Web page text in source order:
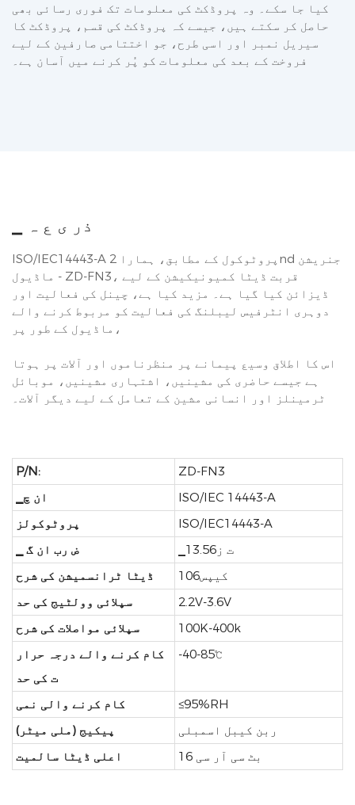
کیا جا سکے۔ وہ پروڈکٹ کی معلومات تک فوری رسائی بھی
حاصل کر سکتے ہیں، جیسے کہ پروڈکٹ کی قسم، پروڈکٹ کا
سیریل نمبر اور اسی طرح، جو اختتامی صارفین کے لیے
فروخت کے بعد کی معلومات کو پُر کرنے میں آسان ہے۔
▁ ذر ی ع ہ
ISO/IEC14443-A پروٹوکول کے مطابق، ہمارا 2nd جنریشن
ماڈیول - ZD-FN3، قربت ڈیٹا کمیونیکیشن کے لیے
ڈیزائن کیا گیا ہے۔ مزید کیا ہے، چینل کی فعالیت اور
دوہری انٹرفیس لیبلنگ کی فعالیت کو مربوط کرنے والے
ماڈیول کے طور پر،
اس کا اطلاق وسیع پیمانے پر منظرناموں اور آلات پر ہوتا
ہے جیسے حاضری کی مشینیں، اشتہاری مشینیں، موبائل
ٹرمینلز اور انسانی مشین کے تعامل کے لیے دیگر آلات۔
P/N:
ZD-FN3
ISO/IEC 14443-A
پروٹوکولز
ISO/IEC14443-A
▁ ض رب ان گ
▁ت ز13.56
ڈیٹا ٹرانسمیشن کی شرح
کیپس106
سپلائی وولٹیج کی حد
2.2V-3.6V
سپلائی مواصلات کی شرح
100K-400k
کام کرنے والے درجہ حرار
ت کی حد
-40-85℃
کام کرنے والی نمی
≤95%RH
پیکیج (ملی میٹر)
ربن کیبل اسمبلی
اعلی ڈیٹا سالمیت
16 بٹ سی آر سی